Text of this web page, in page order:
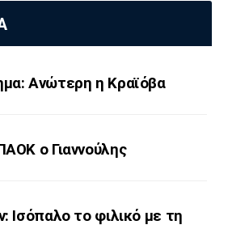
Ανώτερη η Κραϊόβα
ο Γιαννούλης
Ισόπαλο το φιλικό με τη